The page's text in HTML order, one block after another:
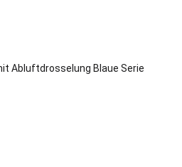
Abluftdrosselung Blaue Serie